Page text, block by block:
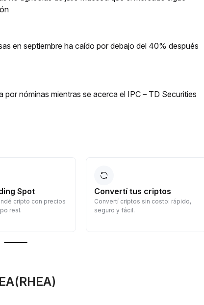
en septiembre ha caído por debajo del 40% después
nóminas mientras se acerca el IPC – TD Securities
Spot
cripto con precios
real.
Convertí tus criptos
Convertí criptos sin costo: rápido,
seguro y fácil.